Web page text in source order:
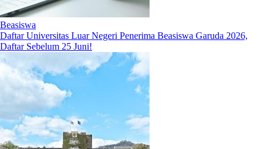
Beasiswa
Daftar Universitas Luar Negeri Penerima Beasiswa Garuda 2026,
Daftar Sebelum 25 Juni!